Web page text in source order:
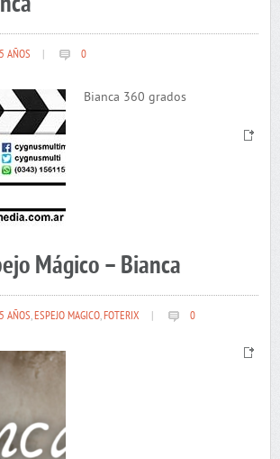
AÑOS 0
Bianca 360 grados
Mágico – Bianca
AÑOS,ESPEJO MAGICO,FOTERIX 0